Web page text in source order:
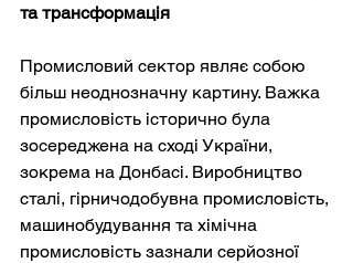
та трансформація
Промисловий сектор являє собою
більш неоднозначну картину. Важка
промисловість історично була
зосереджена на сході України,
зокрема на Донбасі. Виробництво
сталі, гірничодобувна промисловість,
машинобудування та хімічна
промисловість зазнали серйозної